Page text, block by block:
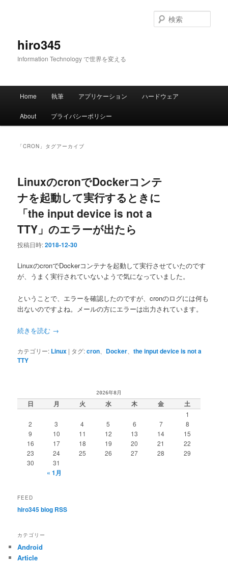
hiro345
Information Technology で世界を変える
索
メ
Home 執筆 アプリケーション ハードウェア
About プライバシーポリシー
「CRON 」タグアーカイブ
LinuxのcronでDockerコンテ
ナを起動して実行するときに
「the input device is not a
TTY」のエラーが出たら
投稿日時:2018-12-30
LinuxのcronでDockerコンテナを起動して実行させていたのです
が、うまく実行されていないようで気になっていました。
ということで、エラーを確認したのですが、cronのログには何も
出ないのですよね。メールの方にエラーは出力されています。
続きを読む →
カテゴリー: Linux | タグ:cron Docker 、the input device is not a
TTY
2026年8月
日 月 火 水 木 金 土
1
2
3 4 5 6 7
8
9
10 11 12 13 14
15
16
17 18 19 20 21
22
23
24 25 26 27 28
29
30
31
« 1月
FEED
hiro345 blog RSS
カテゴリー
Android
Article